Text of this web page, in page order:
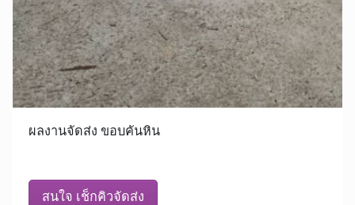
ผลงานจัดส่ง ขอบคันหิน
สนใจ เช็กคิวจัดส่ง